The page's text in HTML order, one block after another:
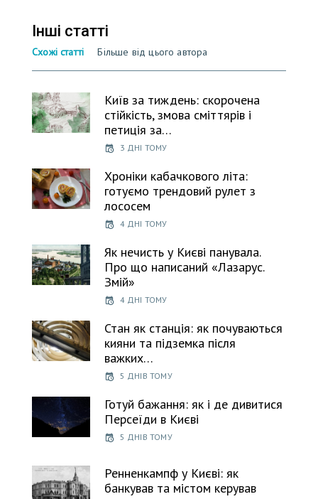
Інші статті
Схожі статті Більше від цього автора
Київ за тиждень: скорочена
стійкість, змова сміттярів і
петиція за…
3 ДНІ ТОМУ
Хроніки кабачкового літа:
готуємо трендовий рулет з
лососем
4 ДНІ ТОМУ
Як нечисть у Києві панувала.
Про що написаний «Лазарус.
Змій»
4 ДНІ ТОМУ
Стан як станція: як почуваються
кияни та підземка після
важких…
5 ДНІВ ТОМУ
Готуй бажання: як і де дивитися
Персеїди в Києві
5 ДНІВ ТОМУ
Ренненкампф у Києві: як
банкував та містом керував